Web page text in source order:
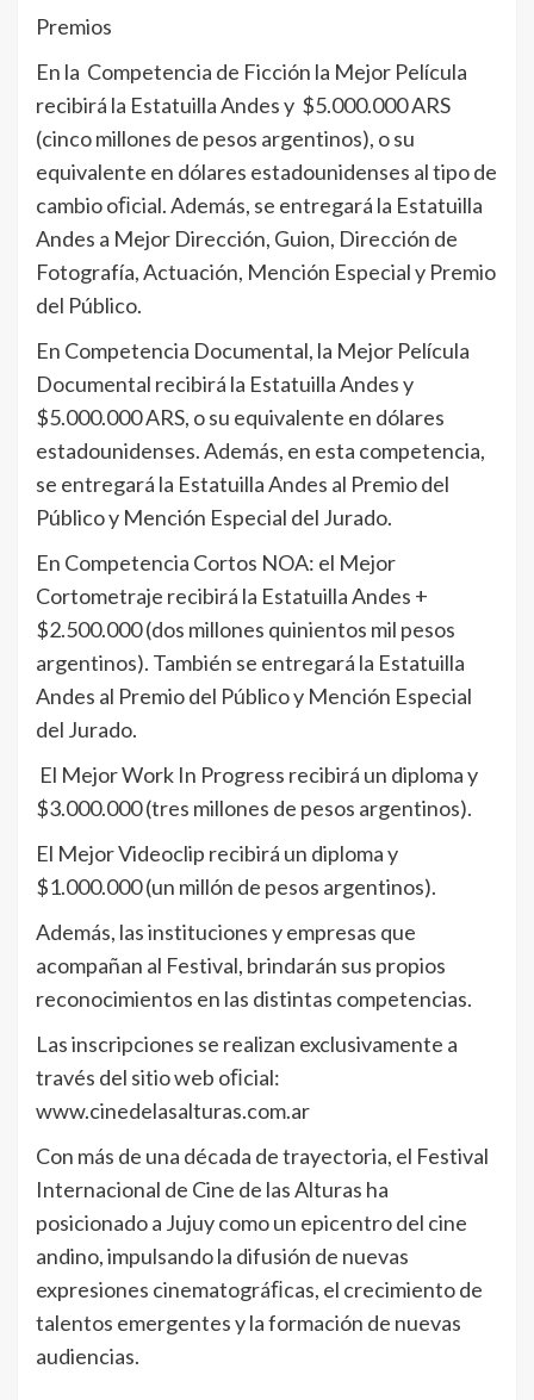
Premios
En la Competencia de Ficción la Mejor Película
recibirá la Estatuilla Andes y $5.000.000 ARS
(cinco millones de pesos argentinos), o su
equivalente en dólares estadounidenses al tipo de
cambio oﬁcial. Además, se entregará la Estatuilla
Andes a Mejor Dirección, Guion, Dirección de
Fotografía, Actuación, Mención Especial y Premio
del Público.
En Competencia Documental, la Mejor Película
Documental recibirá la Estatuilla Andes y
$5.000.000 ARS, o su equivalente en dólares
estadounidenses. Además, en esta competencia,
se entregará la Estatuilla Andes al Premio del
Público y Mención Especial del Jurado.
En Competencia Cortos NOA: el Mejor
Cortometraje recibirá la Estatuilla Andes +
$2.500.000 (dos millones quinientos mil pesos
argentinos). También se entregará la Estatuilla
Andes al Premio del Público y Mención Especial
del Jurado.
El Mejor Work In Progress recibirá un diploma y
$3.000.000 (tres millones de pesos argentinos).
El Mejor Videoclip recibirá un diploma y
$1.000.000 (un millón de pesos argentinos).
Además, las instituciones y empresas que
acompañan al Festival, brindarán sus propios
reconocimientos en las distintas competencias.
Las inscripciones se realizan exclusivamente a
través del sitio web oﬁcial:
www.cinedelasalturas.com.ar
Con más de una década de trayectoria, el Festival
Internacional de Cine de las Alturas ha
posicionado a Jujuy como un epicentro del cine
andino, impulsando la difusión de nuevas
expresiones cinematográﬁcas, el crecimiento de
talentos emergentes y la formación de nuevas
audiencias.